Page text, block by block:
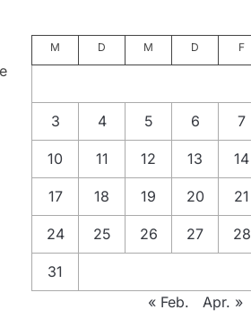
M D M D F
3 4 5 6 7
10 11 12 13 14
17 18 19 20 21
24 25 26 27 28
31
« Feb.
Apr. »